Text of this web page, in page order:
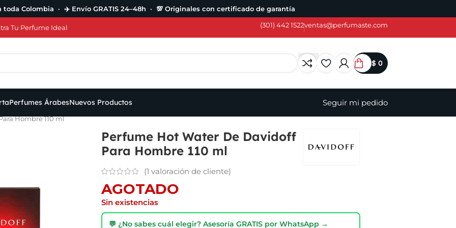
toda Colombia · ✈️ Envío GRATIS 24–48h · 💯 Originales con certificado de garantía
Tu Perfume Ideal (301) 442 1522ventas@perfumaste.com
$ 0
Perfumes ÁrabesNuevos Productos Seguir mi pedido
Hombre 110 ml
Perfume Hot Water De Davidoff
Para Hombre 110 ml
(1 valoración de cliente)
AGOTADO
Sin existencias
💬 ¿No sabes cuál elegir? Asesoría GRATIS por WhatsApp →